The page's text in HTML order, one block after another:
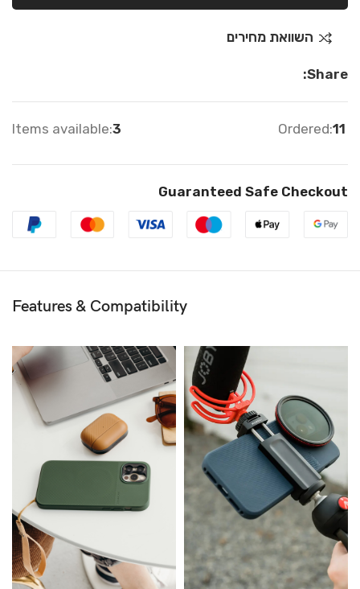
השוואת מחירים
Share:
Ordered:11
Items available:3
Guaranteed Safe Checkout
Features & Compatibility